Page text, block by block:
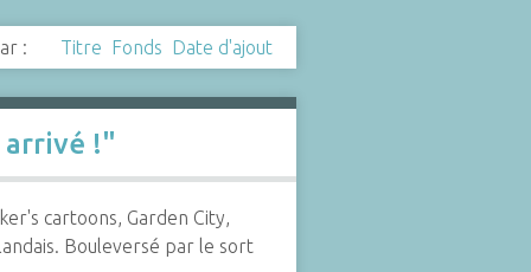
: Titre Fonds Date d'ajout
arrivé !"
cartoons, Garden City,
Bouleversé par le sort